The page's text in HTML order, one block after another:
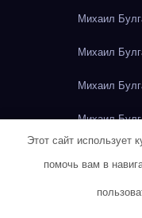
Михаил
Михаил
Михаил
Михаил
Михаил
Этот сайт использует
помочь вам в